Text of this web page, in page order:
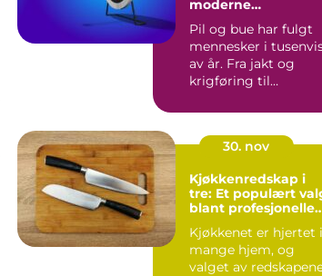
moderne
Pil og bue har fulgt
mennesker i
av år. Fra jakt og
krigføring til
hobbybruk...
30. nov
Kjøkkenredskap i
tre: Et populært
blant profesjonelle
hobbykokker
Kjøkkenet er hjertet i
mange hjem, og
valget av